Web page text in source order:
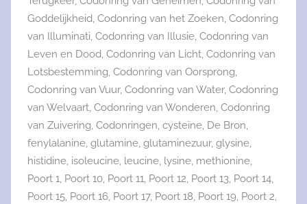
Goddelijkheid, Codonring van het Zoeken, Codonring
van Illuminati, Codonring van Illusie, Codonring van
Leven en Dood, Codonring van Licht, Codonring van
Lotsbestemming, Codonring van Oorsprong,
Codonring van Vuur, Codonring van Water, Codonring
van Welvaart, Codonring van Wonderen, Codonring
van Zuivering, Codonringen, cysteïne, De Bron,
fenylalanine, glutamine, glutaminezuur, glysine,
histidine, isoleucine, leucine, lysine, methionine,
Poort 1, Poort 10, Poort 11, Poort 12, Poort 13, Poort 14,
Poort 15, Poort 16, Poort 17, Poort 18, Poort 19, Poort 2,